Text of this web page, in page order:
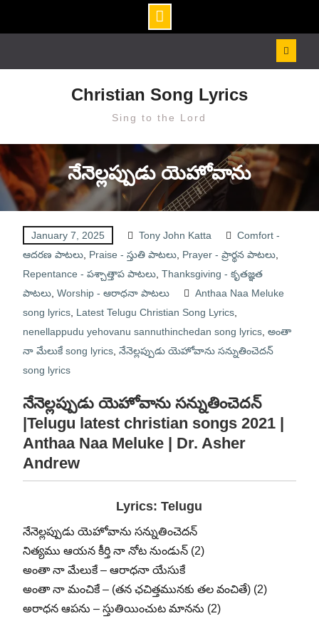
Christian Song Lyrics
Sing to the Lord
నేనెల్లప్పుడు యెహోవాను
January 7, 2025 Tony John Katta
Comfort -
ఆదరణ పాటలు, Praise - స్తుతి పాటలు, Prayer - ప్రార్థన పాటలు,
Repentance - పశ్చాత్తాప పాటలు, Thanksgiving - కృతజ్ఞత
పాటలు, Worship - ఆరాధనా పాటలు
Anthaa Naa Meluke
song lyrics, Latest Telugu Christian Song Lyrics,
nenellappudu yehovanu sannuthinchedan song lyrics, అంతా
నా మేలుకే song lyrics, నేనెల్లప్పుడు యెహోవాను సన్నుతించెదన్‌
song lyrics
నేనెల్లప్పుడు యెహోవాను సన్నుతించెదన్‌
|Telugu latest christian songs 2021 |
Anthaa Naa Meluke | Dr. Asher
Andrew
Lyrics: Telugu
నేనెల్లప్పుడు యెహోవాను సన్నుతించెదన్‌
నిత్యము ఆయన కీర్తి నా నోట నుండున్‌ (2)
అంతా నా మేలుకే – ఆరాధనా యేసుకే
అంతా నా మంచికే – (తన ఛచిత్తమునకు తల వంచితే) (2)
అరాధన ఆపను – స్తుతియించుట మానను (2)